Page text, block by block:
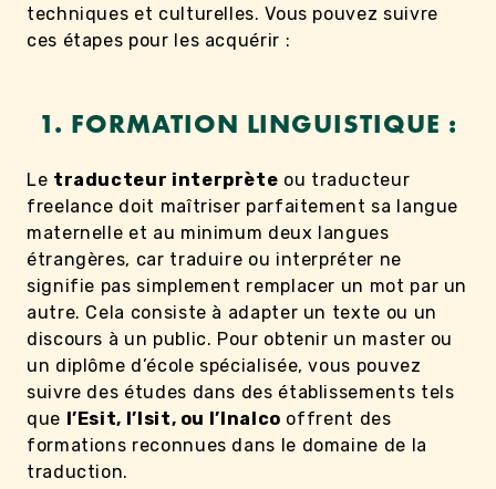
techniques et culturelles. Vous pouvez suivre
ces étapes pour les acquérir :
1. FORMATION LINGUISTIQUE :
Le traducteur interprète ou traducteur
freelance doit maîtriser parfaitement sa langue
maternelle et au minimum deux langues
étrangères, car traduire ou interpréter ne
signifie pas simplement remplacer un mot par un
autre. Cela consiste à adapter un texte ou un
discours à un public. Pour obtenir un master ou
un diplôme d’école spécialisée, vous pouvez
suivre des études dans des établissements tels
que l’Esit, l’Isit, ou l’Inalco offrent des
formations reconnues dans le domaine de la
traduction.